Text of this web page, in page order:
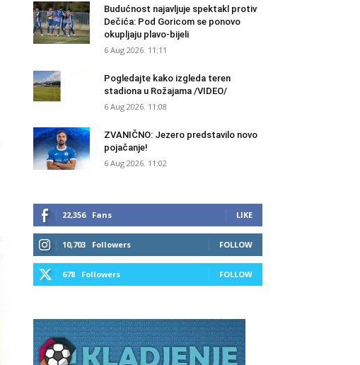
Budućnost najavljuje spektakl protiv
Dečića: Pod Goricom se ponovo
okupljaju plavo-bijeli
6 Aug 2026. 11:11
Pogledajte kako izgleda teren
stadiona u Rožajama /VIDEO/
6 Aug 2026. 11:08
ZVANIČNO: Jezero predstavilo novo
pojačanje!
6 Aug 2026. 11:02
22,356 Fans LIKE
10,703 Followers FOLLOW
678 Followers FOLLOW